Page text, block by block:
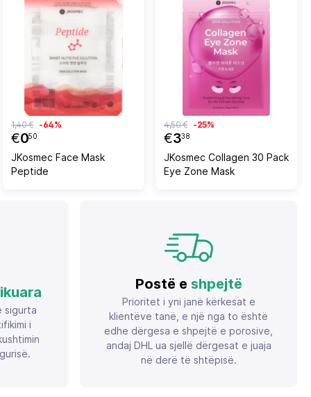
€050
1,40 € -64%
JKosmec Face Mask
Peptide
€338
4,50 € -25%
JKosmec Collagen 30 Pack
Eye Zone Mask
sigurta
i
Postë e shpejtë
Prioritet i yni janë kërkesat e
klientëve tanë, e një nga to është
edhe dërgesa e shpejtë e porosive,
andaj DHL ua sjellë dërgesat e juaja
në derë të shtëpisë.